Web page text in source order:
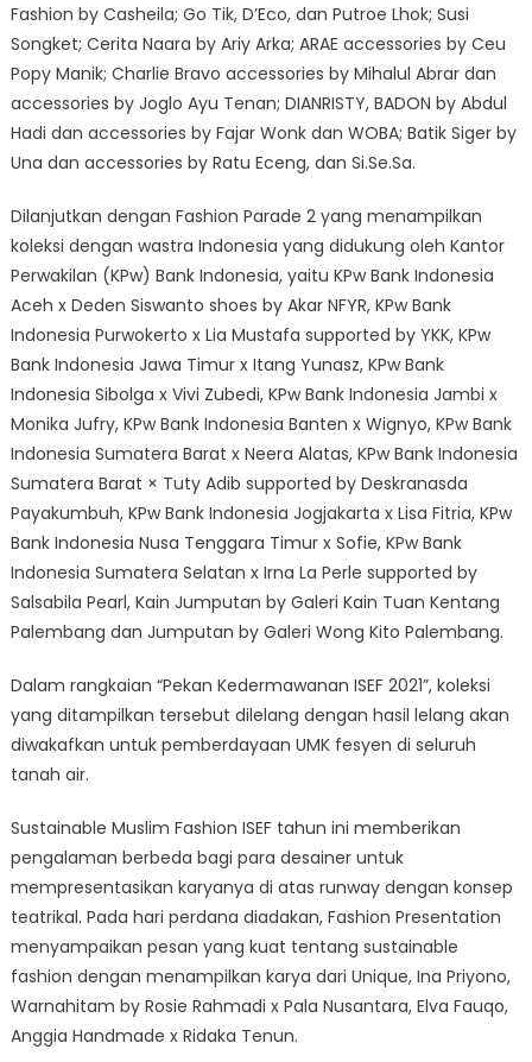
Fashion by Casheila; Go Tik, D’Eco, dan Putroe Lhok; Susi
Songket; Cerita Naara by Ariy Arka; ARAE accessories by Ceu
Popy Manik; Charlie Bravo accessories by Mihalul Abrar dan
accessories by Joglo Ayu Tenan; DIANRISTY, BADON by Abdul
Hadi dan accessories by Fajar Wonk dan WOBA; Batik Siger by
Una dan accessories by Ratu Eceng, dan Si.Se.Sa.
Dilanjutkan dengan Fashion Parade 2 yang menampilkan
koleksi dengan wastra Indonesia yang didukung oleh Kantor
Perwakilan (KPw) Bank Indonesia, yaitu KPw Bank Indonesia
Aceh x Deden Siswanto shoes by Akar NFYR, KPw Bank
Indonesia Purwokerto x Lia Mustafa supported by YKK, KPw
Bank Indonesia Jawa Timur x Itang Yunasz, KPw Bank
Indonesia Sibolga x Vivi Zubedi, KPw Bank Indonesia Jambi x
Monika Jufry, KPw Bank Indonesia Banten x Wignyo, KPw Bank
Indonesia Sumatera Barat x Neera Alatas, KPw Bank Indonesia
Sumatera Barat × Tuty Adib supported by Deskranasda
Payakumbuh, KPw Bank Indonesia Jogjakarta x Lisa Fitria, KPw
Bank Indonesia Nusa Tenggara Timur x Sofie, KPw Bank
Indonesia Sumatera Selatan x Irna La Perle supported by
Salsabila Pearl, Kain Jumputan by Galeri Kain Tuan Kentang
Palembang dan Jumputan by Galeri Wong Kito Palembang.
Dalam rangkaian “Pekan Kedermawanan ISEF 2021”, koleksi
yang ditampilkan tersebut dilelang dengan hasil lelang akan
diwakafkan untuk pemberdayaan UMK fesyen di seluruh
tanah air.
Sustainable Muslim Fashion ISEF tahun ini memberikan
pengalaman berbeda bagi para desainer untuk
mempresentasikan karyanya di atas runway dengan konsep
teatrikal. Pada hari perdana diadakan, Fashion Presentation
menyampaikan pesan yang kuat tentang sustainable
fashion dengan menampilkan karya dari Unique, Ina Priyono,
Warnahitam by Rosie Rahmadi x Pala Nusantara, Elva Fauqo,
Anggia Handmade x Ridaka Tenun.